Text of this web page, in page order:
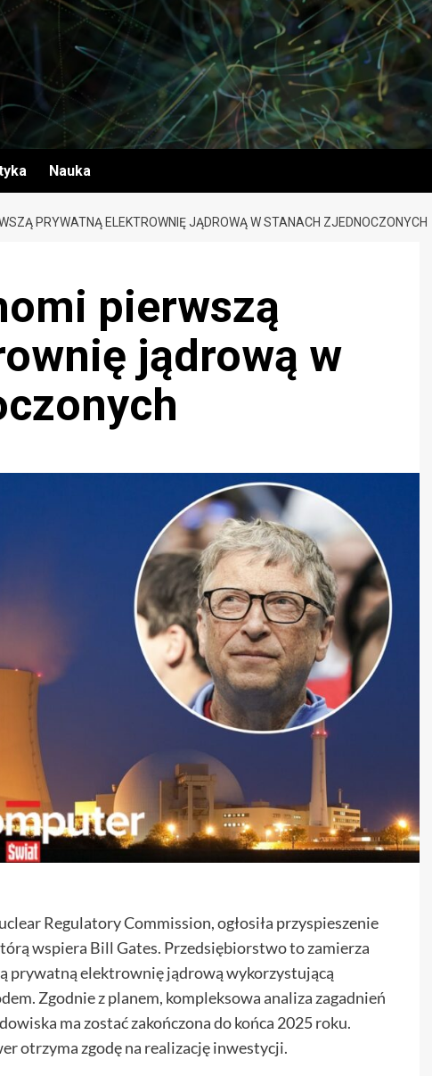
Nauka
PRYWATNĄ ELEKTROWNIĘ JĄDROWĄ W STANACH ZJEDNOCZONYCH
pierwszą
jądrową w
Regulatory Commission, ogłosiła przyspieszenie
wspiera Bill Gates. Przedsiębiorstwo to zamierza
prywatną elektrownię jądrową wykorzystującą
Zgodnie z planem, kompleksowa analiza zagadnień
ma zostać zakończona do końca 2025 roku.
otrzyma zgodę na realizację inwestycji.